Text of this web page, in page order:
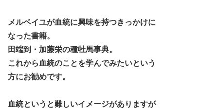
メルベイユが血統に興味を持つきっかけに
なった書籍。
田端到・加藤栄の種牡馬事典。
これから血統のことを学んでみたいという
方にお勧めです。
血統というと難しいイメージがありますが